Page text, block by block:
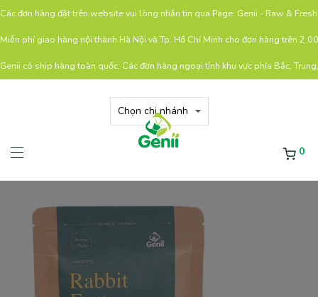
Các đơn hàng đặt trên website vui lòng nhắn tin qua Page: Genii - Raw &
Miễn phí giao hàng nội thành Hà Nội và Tp. Hồ Chí Minh cho đơn hàng trên
Genii có ship hàng toàn quốc. Các đơn hàng ngoại tỉnh khu vực phía Bắc,
0